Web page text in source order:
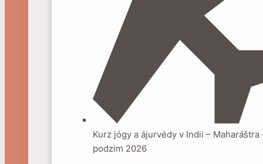
Kurz jógy a ájurvédy v Indii – Maharáštra
podzim 2026